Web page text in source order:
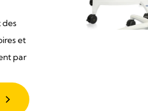
des
et
par